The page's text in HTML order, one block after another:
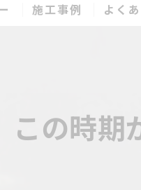
施工事例 よく
の時期